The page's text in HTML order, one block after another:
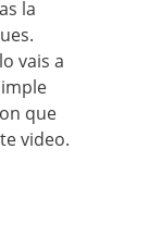
la
vais a
que
video.